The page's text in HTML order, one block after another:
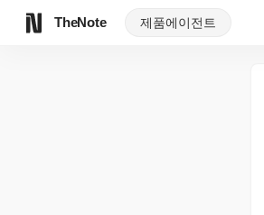
TheNote 제품에이전트